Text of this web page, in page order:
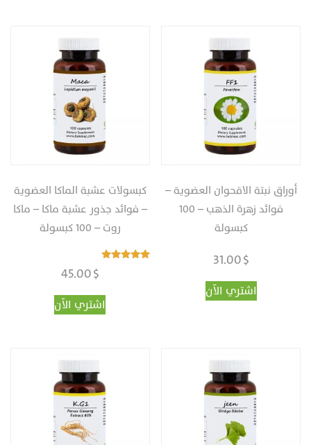
أوراق نبتة الاقحوان العضوية –
فوائد زهرة الذهب‎ – ‎‏100
كبسولة
31.00$
اشتري الآن
كبسولات عشبة الماكا العضوية
– فوائد جذور عشبة ماكا – ماكا
روت‎ – ‎‏100 كبسولة
45.00$
اشتري الآن